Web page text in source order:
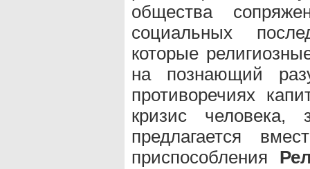
общества
социальных
которые
на познающий
противоречиях
кризис
предлагается
приспособления